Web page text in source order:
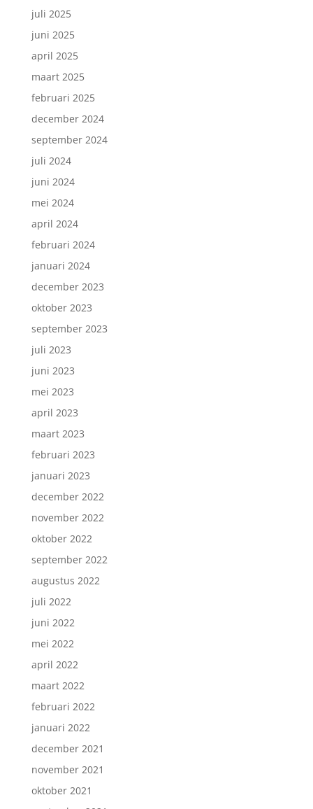
juli 2025
juni 2025
april 2025
maart 2025
februari 2025
december 2024
september 2024
juli 2024
juni 2024
mei 2024
april 2024
februari 2024
januari 2024
december 2023
oktober 2023
september 2023
juli 2023
juni 2023
mei 2023
april 2023
maart 2023
februari 2023
januari 2023
december 2022
november 2022
oktober 2022
september 2022
augustus 2022
juli 2022
juni 2022
mei 2022
april 2022
maart 2022
februari 2022
januari 2022
december 2021
november 2021
oktober 2021